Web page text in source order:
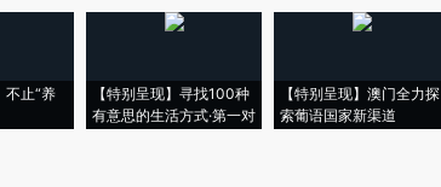
不止“养
【特别呈现】寻找100种
有意思的生活方式·第一对
【特别呈现】澳门全力探
索葡语国家新渠道